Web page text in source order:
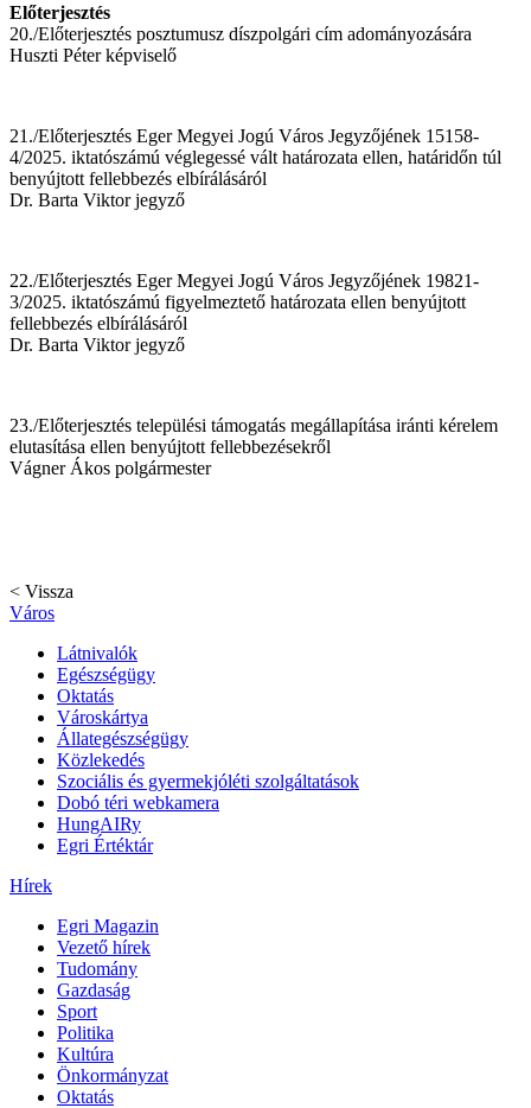
Előterjesztés
20./Előterjesztés posztumusz díszpolgári cím adományozására
Huszti Péter képviselő
21./Előterjesztés Eger Megyei Jogú Város Jegyzőjének 15158-
4/2025. iktatószámú véglegessé vált határozata ellen, határidőn túl
benyújtott fellebbezés elbírálásáról
Dr. Barta Viktor jegyző
22./Előterjesztés Eger Megyei Jogú Város Jegyzőjének 19821-
3/2025. iktatószámú figyelmeztető határozata ellen benyújtott
fellebbezés elbírálásáról
Dr. Barta Viktor jegyző
23./Előterjesztés települési támogatás megállapítása iránti kérelem
elutasítása ellen benyújtott fellebbezésekről
Vágner Ákos polgármester
< Vissza
Város
Látnivalók
Egészségügy
Oktatás
Városkártya
Állategészségügy
Közlekedés
Szociális és gyermekjóléti szolgáltatások
Dobó téri webkamera
HungAIRy
Egri Értéktár
Hírek
Egri Magazin
Vezető hírek
Tudomány
Gazdaság
Sport
Politika
Kultúra
Önkormányzat
Oktatás